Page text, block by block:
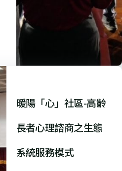
暖陽「心」社區-高齡
長者心理諮商之生態
系統服務模式